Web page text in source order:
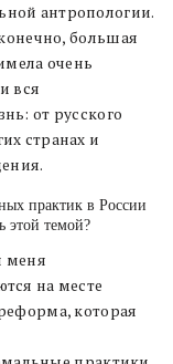
антропологии.
большая
очень
вся
от русского
странах и
практик в России
этой темой?
меня
на месте
которая